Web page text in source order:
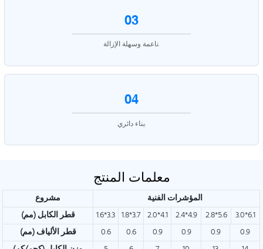
03
ناعمة وسهلة الإزالة.
04
بناء دائري.
معلمات المنتج
مشروع
المؤشرات الفنية
قطر الكابل (مم)
1.6*3.3 1.8*3.7 2.0*4.1 2.4*4.9 2.8*5.6
3.0*6.1
قطر الألياف (مم)
0.6 0.6 0.9 0.9 0.9
0.9